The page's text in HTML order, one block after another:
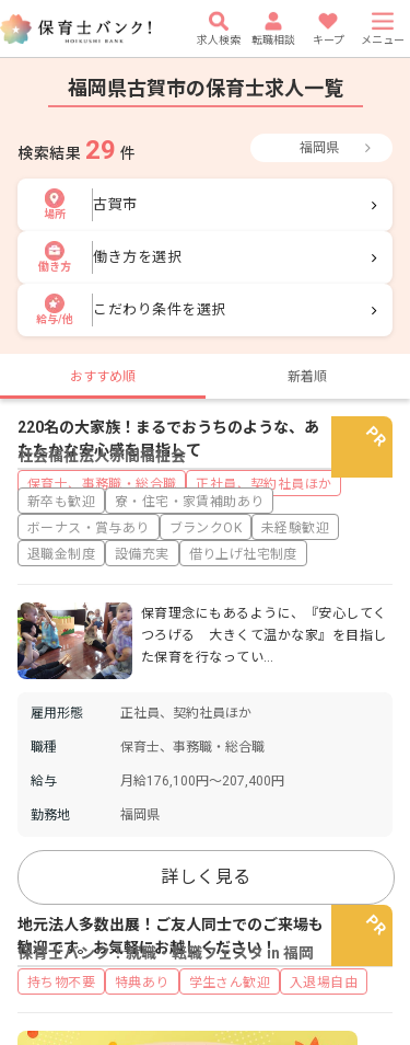
求人検索 転職相談 キープ メニュー
福岡県古賀市の保育士求人一覧
検索結果 29 件 福岡県
場所
古賀市
働き方
働き方を選択
給与/他
こだわり条件を選択
おすすめ順 新着順
社会福祉法人赤間福祉会
保育士、事務職・総合職 正社員、契約社員ほか
220名の大家族！まるでおうちのような、あ
たたかな安心感を目指して
新卒も歓迎
寮・住宅・家賃補助あり
ボーナス・賞与あり
ブランクOK
未経験歓迎
退職金制度
設備充実 借り上げ社宅制度
保育理念にもあるように、『安心してく
つろげる 大きくて温かな家』を目指し
た保育を行なってい…
雇用形態 正社員、契約社員ほか
職種 保育士、事務職・総合職
給与 月給176,100円～207,400円
勤務地 福岡県
詳しく見る
保育士バンク！就職・転職フェスタ in 福岡
地元法人多数出展！ご友人同士でのご来場も
歓迎です。お気軽にお越しください！
持ち物不要 特典あり 学生さん歓迎 入退場自由